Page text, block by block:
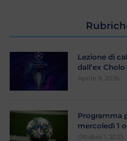
Lezione di
dall’ex
Aprile 9, 2026
Programma
mercoledì 1
Ottobre 1, 2025